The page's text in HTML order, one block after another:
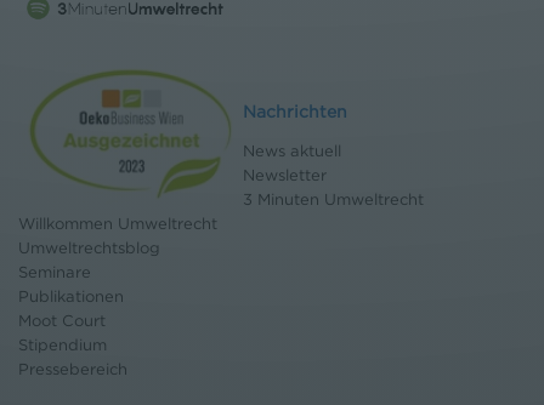
Nachrichten
News aktuell
Newsletter
3 Minuten Umweltrecht
Willkommen Umweltrecht
Umweltrechtsblog
Seminare
Publikationen
Moot Court
Stipendium
Pressebereich